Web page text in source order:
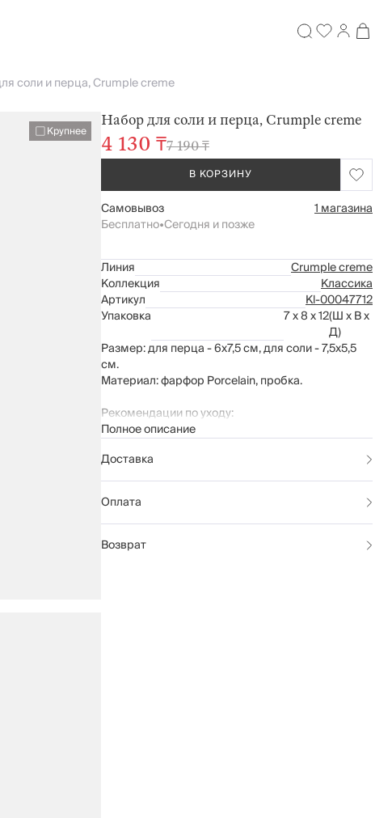
соли и перца, Crumple creme
Крупнее
Набор для соли и перца, Crumple creme
4 130 ₸7 190 ₸
В КОРЗИНУ
Самовывоз
1 магазина
Бесплатно•Сегодня и позже
Линия
Crumple creme
Коллекция
Классика
Артикул
Kl-00047712
Упаковка
7 x 8 x 12(Ш x В x
Д)
Размер: для перца - 6х7,5 см, для соли - 7,5х5,5
см.
Материал: фарфор Porcelain, пробка.
Рекомендации по уходу:
мыть вручную с применением мягких
не использовать для ухода абразивные
чистящие средства и жесткие губки
емкости без пробки можно мыть в
Полное описание
Доставка
Оплата
Возврат